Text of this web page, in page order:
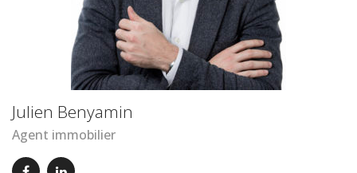
Julien Benyamin
Agent immobilier